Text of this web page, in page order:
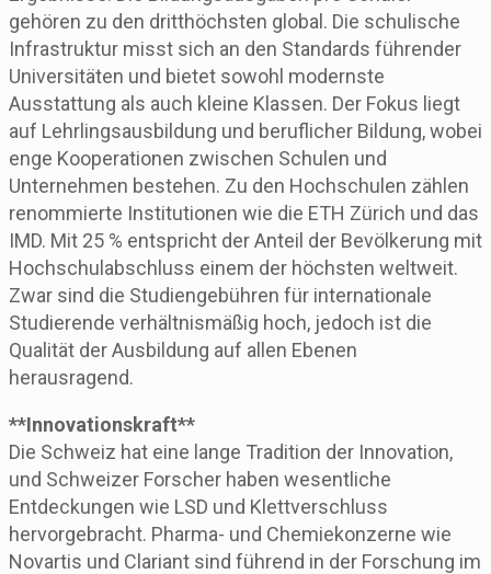
gehören zu den dritthöchsten global. Die schulische
Infrastruktur misst sich an den Standards führender
Universitäten und bietet sowohl modernste
Ausstattung als auch kleine Klassen. Der Fokus liegt
auf Lehrlingsausbildung und beruflicher Bildung, wobei
enge Kooperationen zwischen Schulen und
Unternehmen bestehen. Zu den Hochschulen zählen
renommierte Institutionen wie die ETH Zürich und das
IMD. Mit 25 % entspricht der Anteil der Bevölkerung mit
Hochschulabschluss einem der höchsten weltweit.
Zwar sind die Studiengebühren für internationale
Studierende verhältnismäßig hoch, jedoch ist die
Qualität der Ausbildung auf allen Ebenen
herausragend.
**Innovationskraft**
Die Schweiz hat eine lange Tradition der Innovation,
und Schweizer Forscher haben wesentliche
Entdeckungen wie LSD und Klettverschluss
hervorgebracht. Pharma- und Chemiekonzerne wie
Novartis und Clariant sind führend in der Forschung im